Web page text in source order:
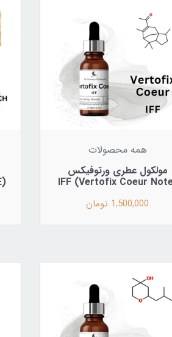
همه محصولات
مولکول عطری ورتوفیکس
1,500,000 تومان
(Fixateur 505E) FIRMENICH